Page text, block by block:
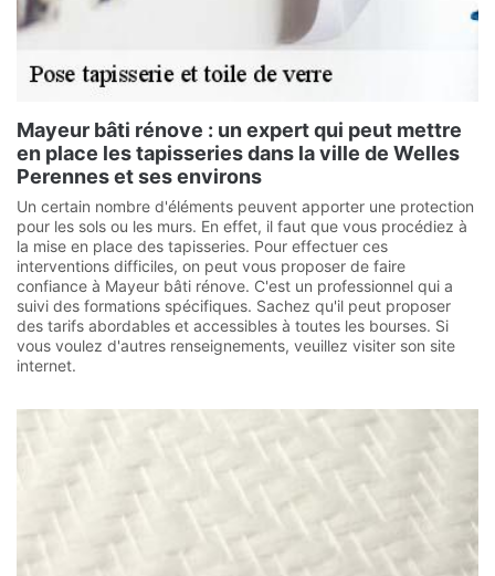
Mayeur bâti rénove : un expert qui peut mettre
en place les tapisseries dans la ville de Welles
Perennes et ses environs
Un certain nombre d'éléments peuvent apporter une protection
pour les sols ou les murs. En effet, il faut que vous procédiez à
la mise en place des tapisseries. Pour effectuer ces
interventions difficiles, on peut vous proposer de faire
confiance à Mayeur bâti rénove. C'est un professionnel qui a
suivi des formations spécifiques. Sachez qu'il peut proposer
des tarifs abordables et accessibles à toutes les bourses. Si
vous voulez d'autres renseignements, veuillez visiter son site
internet.